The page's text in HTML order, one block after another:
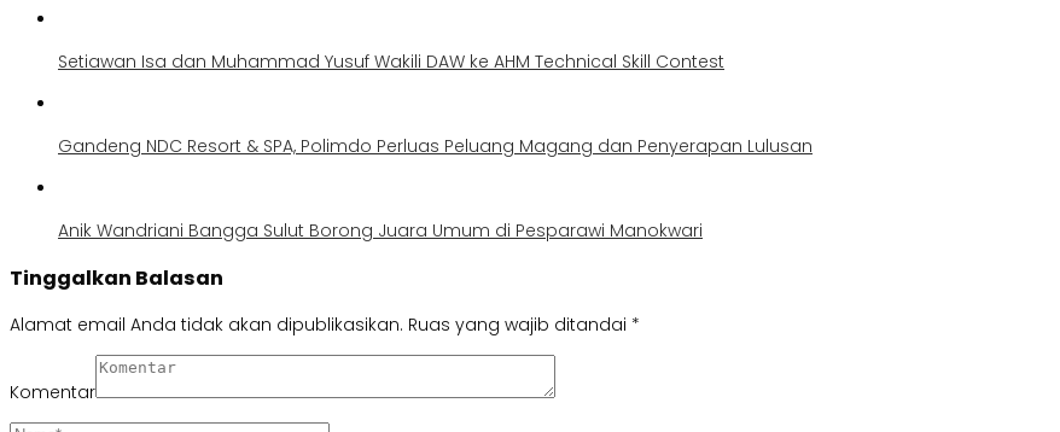
Setiawan Isa dan Muhammad Yusuf Wakili DAW ke AHM Technical Skill Contest
Gandeng NDC Resort & SPA, Polimdo Perluas Peluang Magang dan Penyerapan Lulusan
Anik Wandriani Bangga Sulut Borong Juara Umum di Pesparawi Manokwari
Tinggalkan Balasan
Alamat email Anda tidak akan dipublikasikan. Ruas yang wajib ditandai *
Komentar